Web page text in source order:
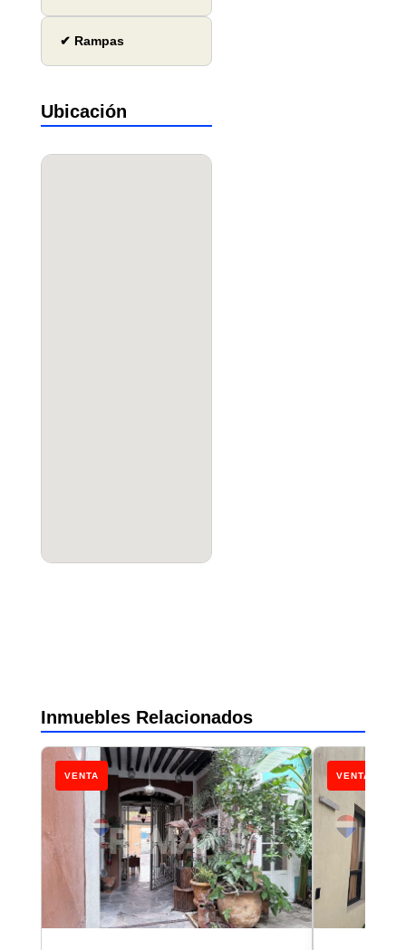
✔ Rampas
Ubicación
Inmuebles Relacionados
VENTA VENTA